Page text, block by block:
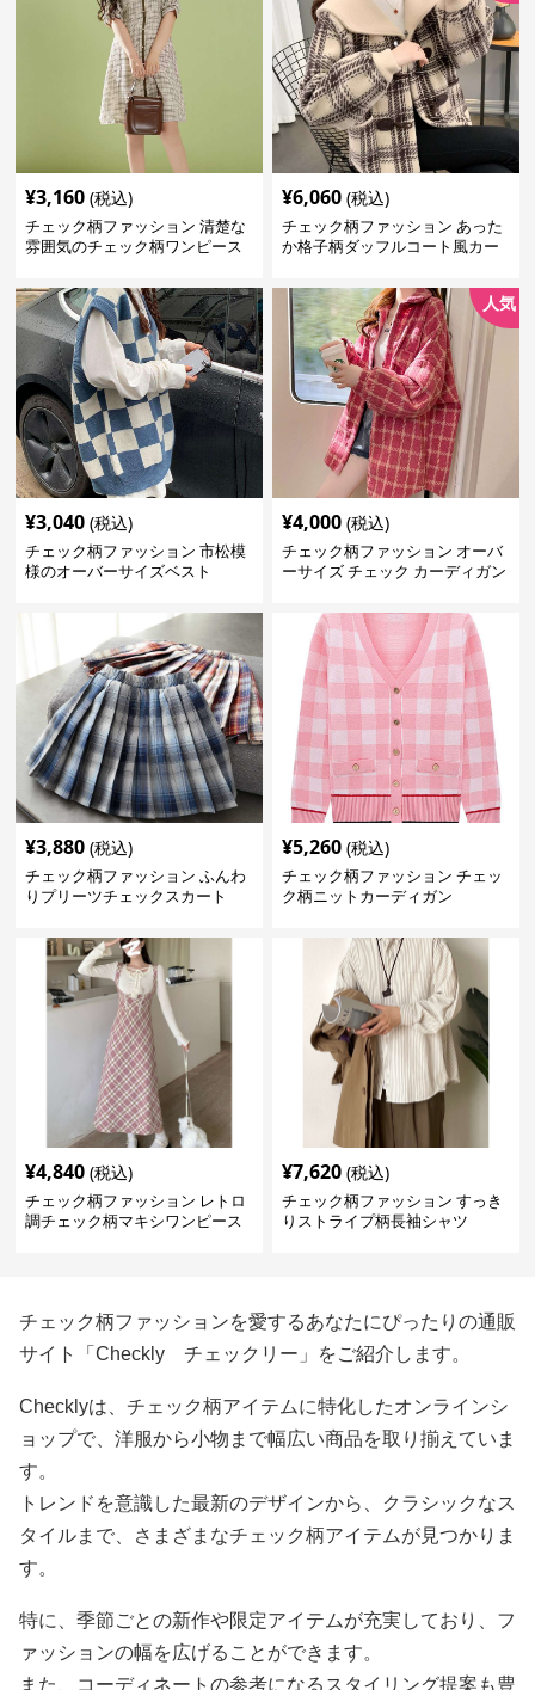
¥3,160 (税込)
チェック柄ファッション 清楚な
雰囲気のチェック柄ワンピース
¥6,060 (税込)
チェック柄ファッション あった
か格子柄ダッフルコート風カー
¥3,040 (税込)
チェック柄ファッション 市松模
様のオーバーサイズベスト
人気
¥4,000 (税込)
チェック柄ファッション オーバ
ーサイズ チェック カーディガン
¥3,880 (税込)
チェック柄ファッション ふんわ
りプリーツチェックスカート
¥5,260 (税込)
チェック柄ファッション チェッ
ク柄ニットカーディガン
¥4,840 (税込)
チェック柄ファッション レトロ
調チェック柄マキシワンピース
¥7,620 (税込)
チェック柄ファッション すっき
りストライプ柄長袖シャツ
チェック柄ファッションを愛するあなたにぴったりの通販
サイト「Checkly チェックリー」をご紹介します。
Checklyは、チェック柄アイテムに特化したオンラインシ
ョップで、洋服から小物まで幅広い商品を取り揃えていま
す。
トレンドを意識した最新のデザインから、クラシックなス
タイルまで、さまざまなチェック柄アイテムが見つかりま
す。
特に、季節ごとの新作や限定アイテムが充実しており、フ
ァッションの幅を広げることができます。
また、コーディネートの参考になるスタイリング提案も豊